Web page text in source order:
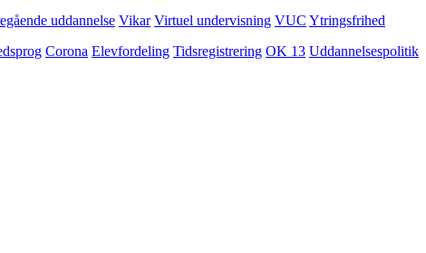
uddannelse Vikar Virtuel undervisning VUC Ytringsfrihed
Corona Elevfordeling Tidsregistrering OK 13 Uddannelsespolitik